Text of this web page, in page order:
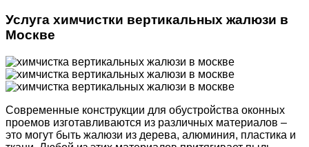
Услуга химчистки вертикальных жалюзи в
Москве
Современные конструкции для обустройства оконных
проемов изготавливаются из различных материалов –
это могут быть жалюзи из дерева, алюминия, пластика и